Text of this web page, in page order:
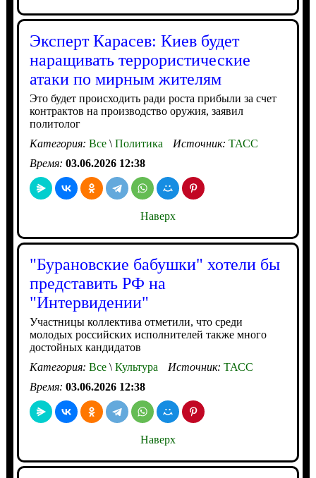
Эксперт Карасев: Киев будет
наращивать террористические
атаки по мирным жителям
Это будет происходить ради роста прибыли за счет
контрактов на производство оружия, заявил
политолог
Категория: Все\Политика Источник: ТАСС
Время: 03.06.2026 12:38
Наверх
"Бурановские бабушки" хотели бы
представить РФ на
"Интервидении"
Участницы коллектива отметили, что среди
молодых российских исполнителей также много
достойных кандидатов
Категория: Все\Культура Источник: ТАСС
Время: 03.06.2026 12:38
Наверх